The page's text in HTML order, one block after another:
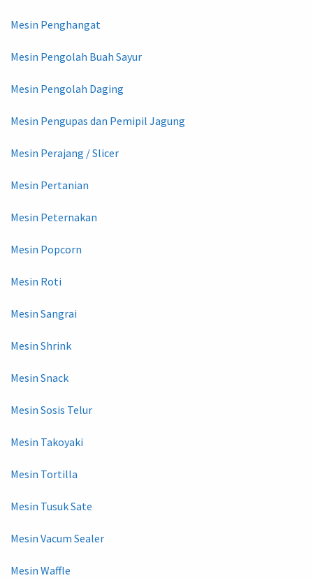
Mesin Penghangat
Mesin Pengolah Buah Sayur
Mesin Pengolah Daging
Mesin Pengupas dan Pemipil Jagung
Mesin Perajang / Slicer
Mesin Pertanian
Mesin Peternakan
Mesin Popcorn
Mesin Roti
Mesin Sangrai
Mesin Shrink
Mesin Snack
Mesin Sosis Telur
Mesin Takoyaki
Mesin Tortilla
Mesin Tusuk Sate
Mesin Vacum Sealer
Mesin Waffle